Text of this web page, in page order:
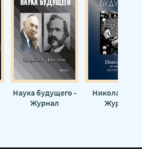
Наука будущего -
Журнал
Никола
Журнал